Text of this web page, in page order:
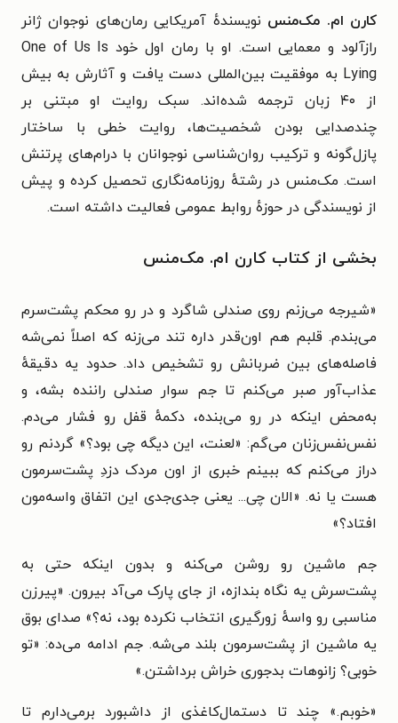
کارن ام. مک‌منس نویسندهٔ آمریکایی رمان‌های نوجوان ژانر
رازآلود و معمایی است. او با رمان اول خود One of Us Is
Lying به موفقیت بین‌المللی دست یافت و آثارش به بیش
از ۴۰ زبان ترجمه شده‌اند. سبک روایت او مبتنی بر
چندصدایی بودن شخصیت‌ها، روایت خطی با ساختار
پازل‌گونه و ترکیب روان‌شناسی نوجوانان با درام‌های پرتنش
است. مک‌منس در رشتهٔ روزنامه‌نگاری تحصیل کرده و پیش
از نویسندگی در حوزهٔ روابط عمومی فعالیت داشته است.
بخشی از کتاب کارن ام. مک‌منس
«شیرجه می‌زنم روی صندلی شاگرد و در رو محکم پشت‌سرم
می‌بندم. قلبم هم اون‌قدر داره تند می‌زنه که اصلاً نمی‌شه
فاصله‌های بین ضربانش رو تشخیص داد. حدود یه دقیقهٔ
عذاب‌آور صبر می‌کنم تا جم سوار صندلی راننده بشه، و
به‌محض اینکه در رو می‌بنده، دکمهٔ قفل رو فشار می‌دم.
نفس‌نفس‌زنان می‌گم: «لعنت، این دیگه چی بود؟» گردنم رو
دراز می‌کنم که ببینم خبری از اون مردک دزدِ پشت‌سرمون
هست یا نه. «الان چی... یعنی جدی‌جدی این اتفاق واسه‌مون
افتاد؟»
جم ماشین رو روشن می‌کنه و بدون اینکه حتی به
پشت‌سرش یه نگاه بندازه، از جای پارک می‌آد بیرون. «پیرزن
مناسبی رو واسهٔ زورگیری انتخاب نکرده بود، نه؟» صدای بوق
یه ماشین از پشت‌سرمون بلند می‌شه. جم ادامه می‌ده: «تو
خوبی؟ زانوهات بدجوری خراش برداشتن.»
«خوبم.» چند تا دستمال‌کاغذی از داشبورد برمی‌دارم تا